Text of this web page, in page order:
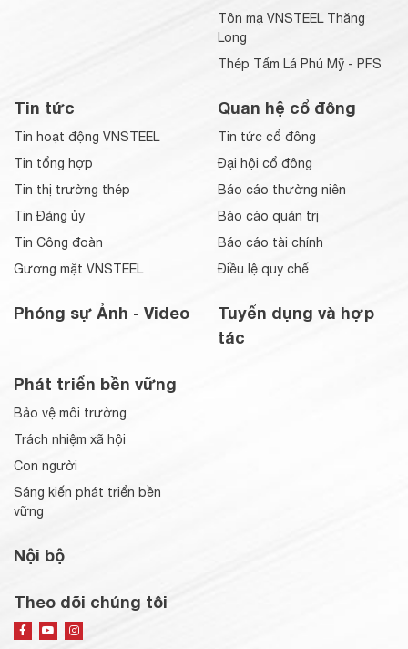
Tôn mạ VNSTEEL Thăng
Long
Thép Tấm Lá Phú Mỹ - PFS
Tin tức
Tin hoạt động VNSTEEL
Tin tổng hợp
Tin thị trường thép
Tin Đảng ủy
Tin Công đoàn
Gương mặt VNSTEEL
Phóng sự Ảnh - Video
Quan hệ cổ đông
Tin tức cổ đông
Đại hội cổ đông
Báo cáo thường niên
Báo cáo quản trị
Báo cáo tài chính
Điều lệ quy chế
Tuyển dụng và hợp
tác
Phát triển bền vững
Bảo vệ môi trường
Trách nhiệm xã hội
Con người
Sáng kiến phát triển bền
vững
Nội bộ
Theo dõi chúng tôi